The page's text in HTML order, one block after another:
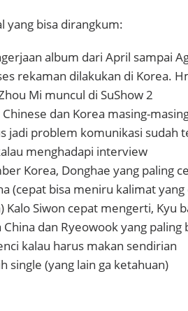
yang bisa dirangkum:
album dari April sampai
rekaman dilakukan di Korea.
Mi muncul di SuShow 2
Chinese dan Korea masing-
jadi problem komunikasi sudah
menghadapi interview
Korea, Donghae yang paling
(cepat bisa meniru kalimat yang
Kalo Siwon cepat mengerti, Kyu
China dan Ryeowook yang paling
kalau harus makan sendirian
single (yang lain ga ketahuan)